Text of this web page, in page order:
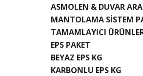
ASMOLEN & DUVAR
MANTOLAMA SİSTEM
TAMAMLAYICI
EPS PAKET
BEYAZ EPS KG
KARBONLU EPS KG